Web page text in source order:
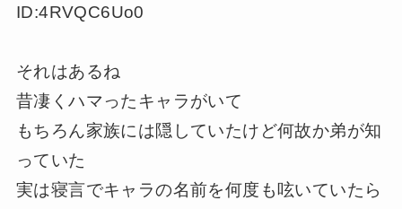
ID:4RVQC6Uo0
それはあるね
昔凄くハマったキャラがいて
もちろん家族には隠していたけど何故か弟が知
っていた
実は寝言でキャラの名前を何度も呟いていたら